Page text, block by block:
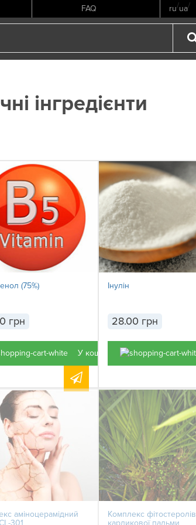
FAQ ru/ua/
інгредієнти
(75%)
грн
У кошик
Інулін
28.00 грн
аміноцерамідний
301
Комплекс фітостеролів
карликової пальми